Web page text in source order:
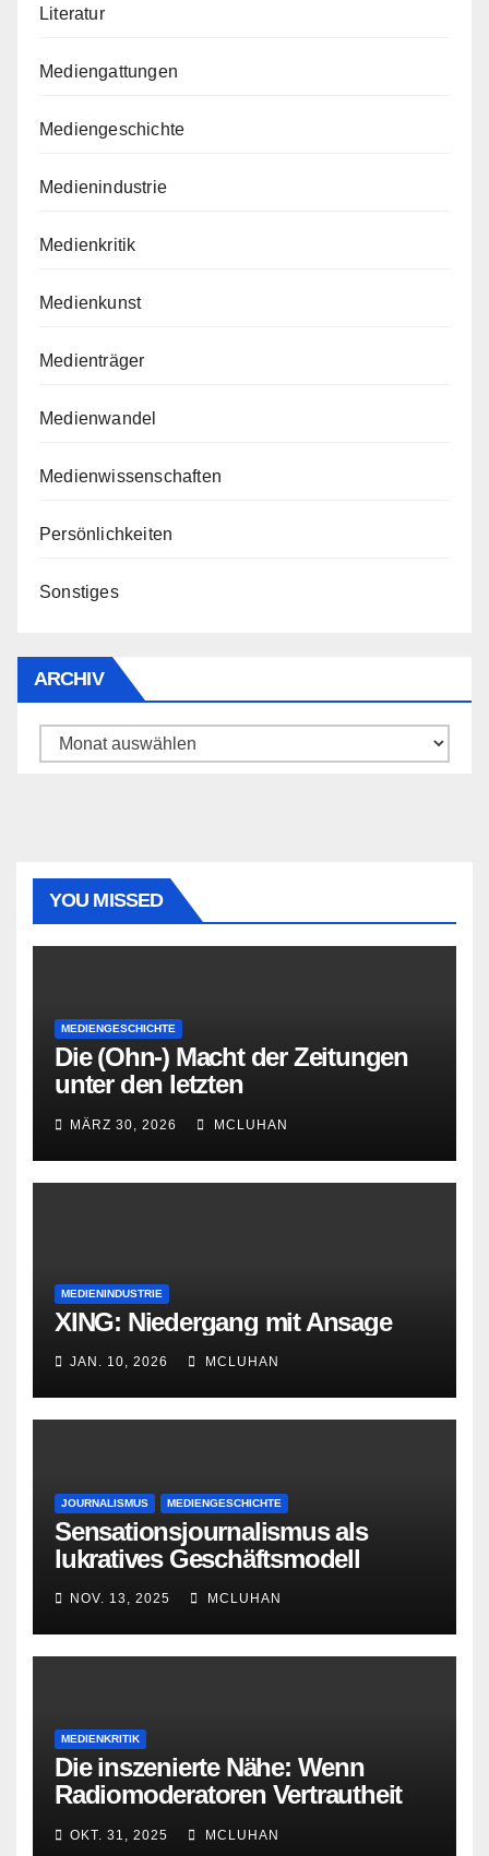
Literatur
Mediengattungen
Mediengeschichte
Medienindustrie
Medienkritik
Medienkunst
Medienträger
Medienwandel
Medienwissenschaften
Persönlichkeiten
Sonstiges
ARCHIV
Archiv
YOU MISSED
MEDIENGESCHICHTE
Die (Ohn-) Macht der Zeitungen
unter den letzten
Bourbonenkönigen
MÄRZ 30, 2026 MCLUHAN
MEDIENINDUSTRIE
XING: Niedergang mit Ansage
JAN. 10, 2026 MCLUHAN
JOURNALISMUS MEDIENGESCHICHTE
Sensationsjournalismus als
lukratives Geschäftsmodell
NOV. 13, 2025 MCLUHAN
MEDIENKRITIK
Die inszenierte Nähe: Wenn
Radiomoderatoren Vertrautheit
OKT. 31, 2025 MCLUHAN